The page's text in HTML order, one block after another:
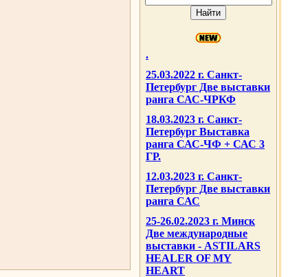
.
25.03.2022 г. Санкт-
Петербург Две выставки
ранга САС-ЧРКФ
18.03.2023 г. Санкт-
Петербург Выставка
ранга САС-ЧФ + САС 3
ГР.
12.03.2023 г. Санкт-
Петербург Две выставки
ранга САС
25-26.02.2023 г. Минск
Две международные
выставки - ASTILARS
HEALER OF MY
HEART